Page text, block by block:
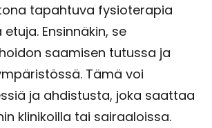
tapahtuva fysioterapia
Ensinnäkin, se
saamisen tutussa ja
Tämä voi
ja ahdistusta, joka saattaa
klinikoilla tai sairaaloissa.